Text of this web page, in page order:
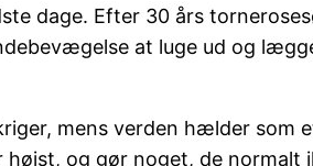
dage. Efter 30 års
at luge ud og
mens verden hælder som
højst, og gør noget, de normalt